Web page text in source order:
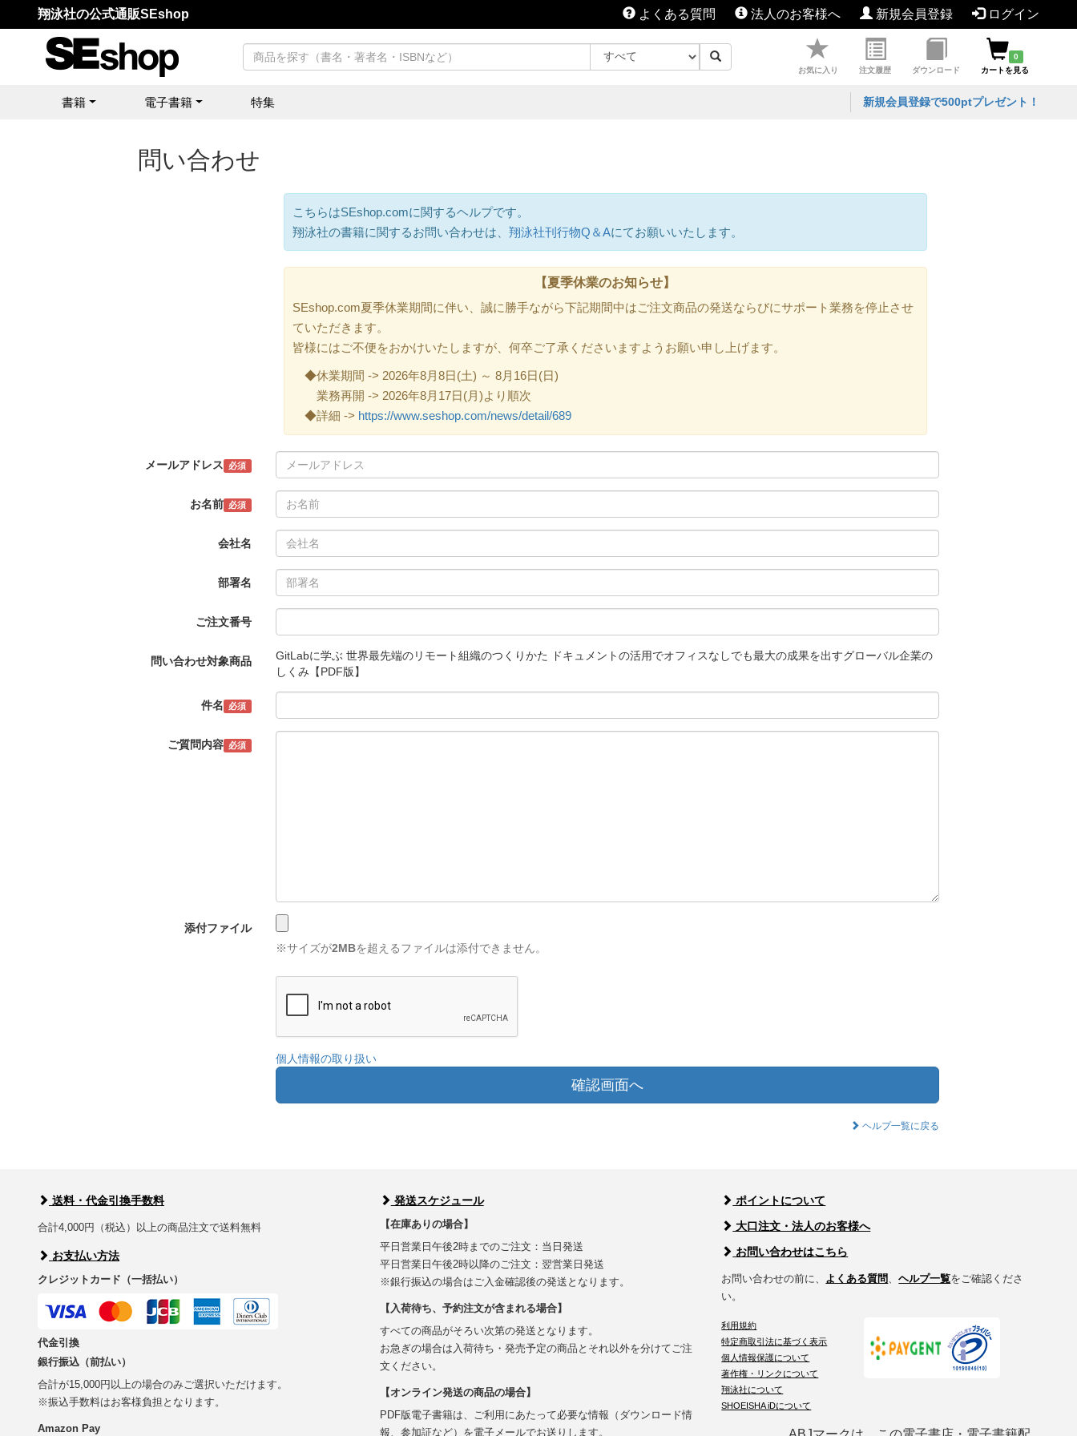
翔泳社の公式通販SEshop よくある質問 法人のお客様へ 新規会員登録 ログイン
お気に入り 注文履歴 ダウンロード
0
カートを見る
書籍 電子書籍 特集 新規会員登録で500ptプレゼント！
問い合わせ
こちらはSEshop.comに関するヘルプです。
翔泳社の書籍に関するお問い合わせは、 翔泳社刊行物Q＆Aにてお願いいたします。
【夏季休業のお知らせ】
SEshop.com夏季休業期間に伴い、誠に勝手ながら下記期間中はご注文商品の発送ならびにサポート業務を停止させ
ていただきます。
皆様にはご不便をおかけいたしますが、何卒ご了承くださいますようお願い申し上げます。
◆休業期間 -> 2026年8月8日(土) ～ 8月16日(日)
業務再開 -> 2026年8月17日(月)より順次
◆詳細 -> https://www.seshop.com/news/detail/689
メールアドレス 必須
お名前 必須
会社名
部署名
ご注文番号
問い合わせ対象商品
GitLabに学ぶ 世界最先端のリモート組織のつくりかた ドキュメントの活用でオフィスなしでも最大の成果を出すグローバル企業の
しくみ【PDF版】
件名 必須
ご質問内容 必須
添付ファイル
※サイズが2MBを超えるファイルは添付できません。
個人情報の取り扱い
確認画面へ
ヘルプ一覧に戻る
送料・代金引換手数料
合計4,000円（税込）以上の商品注文で送料無料
お支払い方法
クレジットカード（一括払い）
代金引換
銀行振込（前払い）
合計が15,000円以上の場合のみご選択いただけます。
※振込手数料はお客様負担となります。
Amazon Pay
発送スケジュール
【在庫ありの場合】
平日営業日午後2時までのご注文：当日発送
平日営業日午後2時以降のご注文：翌営業日発送
※銀行振込の場合はご入金確認後の発送となります。
【入荷待ち、予約注文が含まれる場合】
すべての商品がそろい次第の発送となります。
お急ぎの場合は入荷待ち・発売予定の商品とそれ以外を分けてご注
文ください。
【オンライン発送の商品の場合】
PDF版電子書籍は、ご利用にあたって必要な情報（ダウンロード情
報、参加証など）を電子メールでお送りします。
ポイントについて
大口注文・法人のお客様へ
お問い合わせはこちら
お問い合わせの前に、 よくある質問、ヘルプ一覧をご確認くださ
い。
利用規約
特定商取引法に基づく表示
個人情報保護について
著作権・リンクについて
翔泳社について
SHOEISHA iDについて